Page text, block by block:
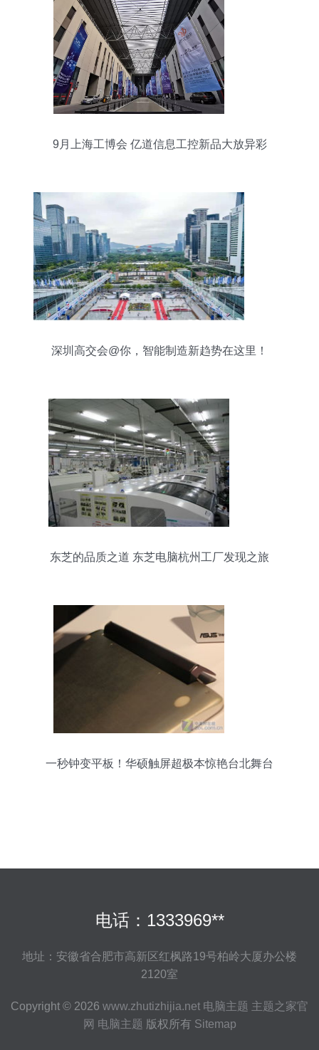
9月上海工博会 亿道信息工控新品大放异彩
深圳高交会@你，智能制造新趋势在这里！
东芝的品质之道 东芝电脑杭州工厂发现之旅
一秒钟变平板！华硕触屏超极本惊艳台北舞台
电话：1333969**
地址：安徽省合肥市高新区红枫路19号柏岭大厦办公楼
2120室
Copyright © 2026 www.zhutizhijia.net 电脑主题 主题之家官
网 电脑主题 版权所有 Sitemap